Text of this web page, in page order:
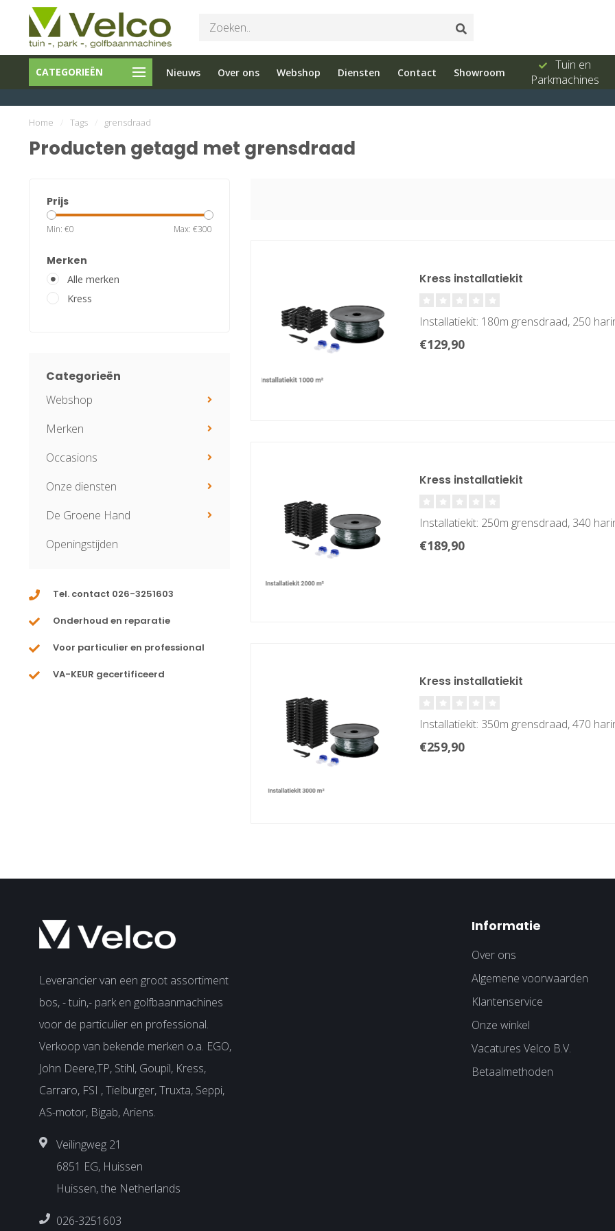
CATEGORIEËN Nieuws Over ons Webshop Diensten Contact Showroom
Bel ons 026-
3251603
Parkmachines
en reparatie
met advies
3251603
Tuin en
Parkmachines
Home Tags grensdraad
Producten getagd met grensdraad
Prijs
Min: €0 Max: €300
Merken
Alle merken
Kress
Categorieën
Webshop
Merken
Occasions
Onze diensten
De Groene Hand
Openingstijden
Tel. contact 026-3251603
Onderhoud en reparatie
Voor particulier en professional
VA-KEUR gecertificeerd
Kress installatiekit
Installatiekit: 180m grensdraad, 250
€129,90
Kress installatiekit
Installatiekit: 250m grensdraad, 340
€189,90
Kress installatiekit
Installatiekit: 350m grensdraad, 470
€259,90
Leverancier van een groot assortiment
bos, - tuin,- park en golfbaanmachines
voor de particulier en professional.
Verkoop van bekende merken o.a. EGO,
John Deere,TP, Stihl, Goupil, Kress,
Carraro, FSI , Tielburger, Truxta, Seppi,
AS-motor, Bigab, Ariens.
Veilingweg 21
6851 EG, Huissen
Huissen, the Netherlands
026-3251603
Informatie
Over ons
Algemene voorwaarden
Klantenservice
Onze winkel
Vacatures Velco B.V.
Betaalmethoden